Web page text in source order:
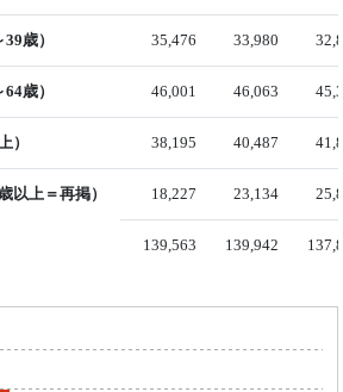
歳） 35,476 33,980
歳） 46,001 46,063
） 38,195 40,487
以上＝再掲） 18,227 23,134
139,563 139,942